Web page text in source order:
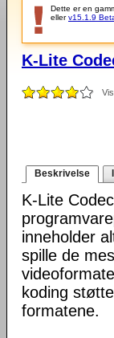
Dette er en
ellerv15.1.9
K-Lite
Beskrivelse
K-Lite
inneholder
spille de
koding
formatene.